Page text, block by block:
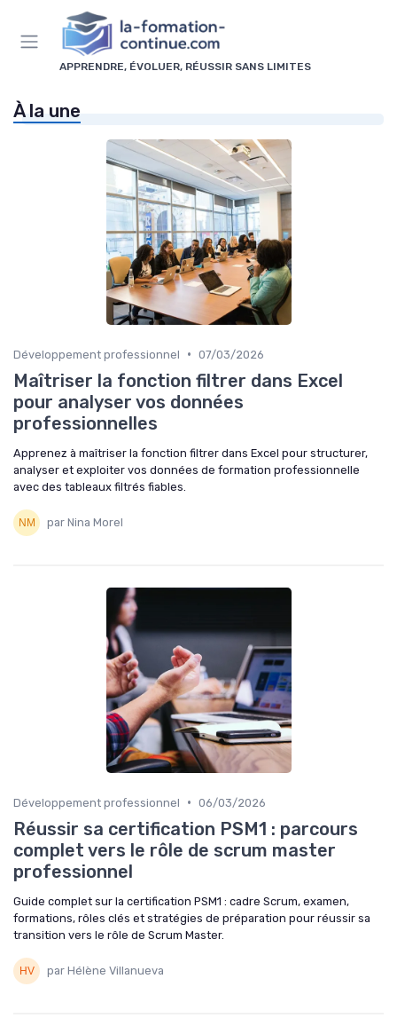
APPRENDRE, ÉVOLUER, RÉUSSIR SANS LIMITES
À la une
Développement professionnel • 07/03/2026
Maîtriser la fonction filtrer dans Excel
pour analyser vos données
professionnelles
Apprenez à maîtriser la fonction filtrer dans Excel pour structurer,
analyser et exploiter vos données de formation professionnelle
avec des tableaux filtrés fiables.
par Nina Morel
Développement professionnel • 06/03/2026
Réussir sa certification PSM1 : parcours
complet vers le rôle de scrum master
professionnel
Guide complet sur la certification PSM1 : cadre Scrum, examen,
formations, rôles clés et stratégies de préparation pour réussir sa
transition vers le rôle de Scrum Master.
par Hélène Villanueva
Panneau de gestion des cookies